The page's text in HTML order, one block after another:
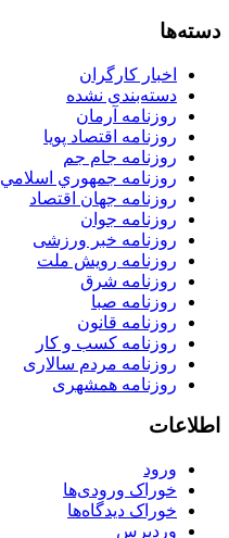
دسته‌ها
اخبار کارگران
دسته‌بندی نشده
روزنامه آرمان
روزنامه اقتصاد پویا
روزنامه جام جم
روزنامه جمهوري اسلامي
روزنامه جهان اقتصاد
روزنامه جوان
روزنامه خبر ورزشى
روزنامه رویش ملت
روزنامه شرق
روزنامه صبا
روزنامه قانون
روزنامه كسب و كار
روزنامه مردم سالاری
روزنامه همشهری
اطلاعات
ورود
خوراک ورودی‌ها
خوراک دیدگاه‌ها
وردپرس